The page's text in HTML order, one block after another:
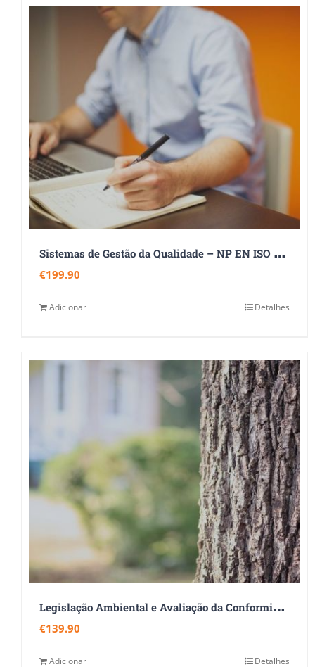
S
istemas de Gestão da Qualidade – NP EN ISO 9001:2015
€199.90
Adicionar Detalhes
L
egislação Ambiental e Avaliação da Conformidade Legal
€139.90
Adicionar Detalhes